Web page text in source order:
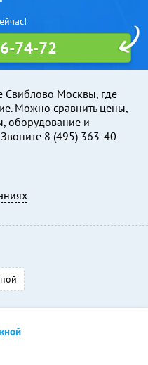
Москвы, где
Можно сравнить цены,
оборудование и
8 (495) 363-40-
74-72